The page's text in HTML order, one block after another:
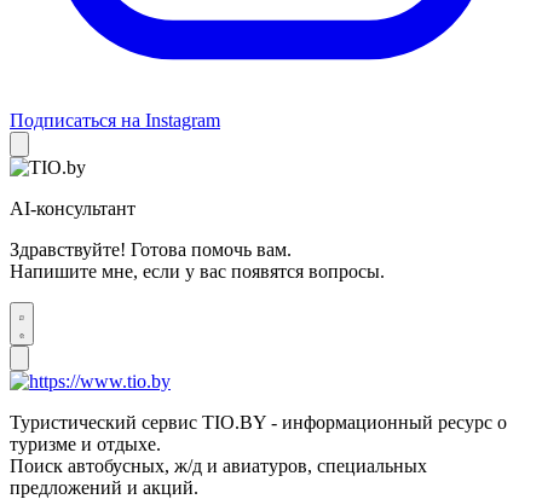
Подписаться на Instagram
AI-консультант
Здравствуйте! Готова помочь вам.
Напишите мне, если у вас появятся вопросы.
Туристический сервис TIO.BY - информационный ресурс о
туризме и отдыхе.
Поиск автобусных, ж/д и авиатуров, специальных
предложений и акций.